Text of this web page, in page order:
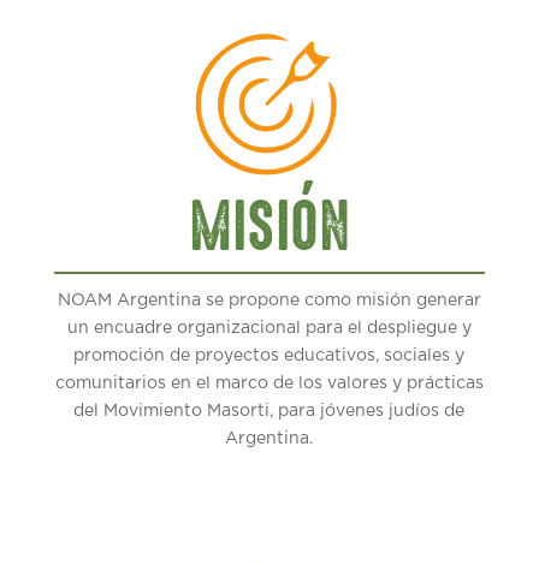
MISIÓN
NOAM Argentina se propone como misión generar
un encuadre organizacional para el despliegue y
promoción de proyectos educativos, sociales y
comunitarios en el marco de los valores y prácticas
del Movimiento Masorti, para jóvenes judíos de
Argentina.